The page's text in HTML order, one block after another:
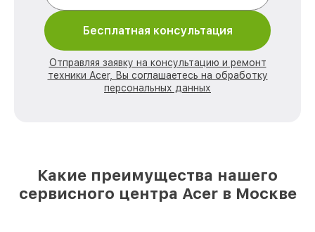
Бесплатная консультация
Отправляя заявку на консультацию и ремонт
техники Acer, Вы соглашаетесь на обработку
персональных данных
Какие преимущества нашего
сервисного центра Acer в Москве